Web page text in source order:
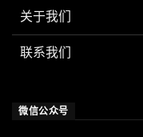
关于我们
联系我们
微信公众号